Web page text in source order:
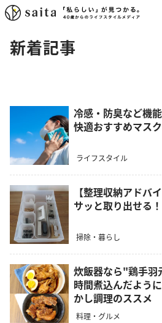
新着記事
冷感・防臭など機
快適おすすめマス
ライフスタイル
【整理収納アドバ
サッと取り出せる
掃除・暮らし
炊飯器なら"鶏手
時間煮込んだよう
かし調理のススメ
料理・グルメ